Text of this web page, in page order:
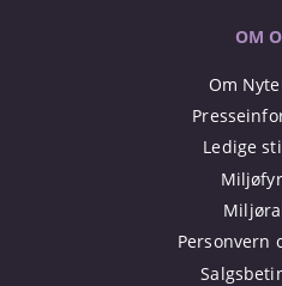
OM
Om
Ledige
Personvern